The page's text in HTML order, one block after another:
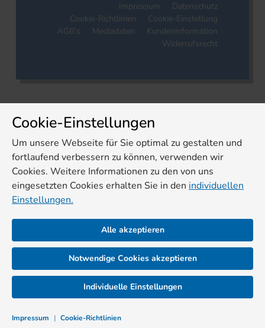
Impressum
Datenschutz
Cookie-Richtlinien
Cookie-Einstellung
AGB's
Mediadaten
Kundeninformation
Widerrufsrecht
Cookie-Einstellungen
Um unsere Webseite für Sie optimal zu gestalten und
fortlaufend verbessern zu können, verwenden wir
Cookies. Weitere Informationen zu den von uns
eingesetzten Cookies erhalten Sie in den individuellen
Einstellungen.
Alle akzeptieren
Notwendige Cookies akzeptieren
Impressum | Cookie-Richtlinien
Individuelle Einstellungen